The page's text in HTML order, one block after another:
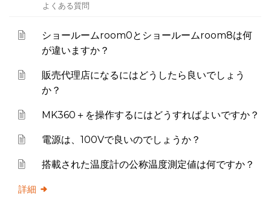
よくある質問
ショールームroom0とショールームroom8は何
が違いますか？
販売代理店になるにはどうしたら良いでしょう
か？
MK360＋を操作するにはどうすればよいですか？
電源は、100Vで良いのでしょうか？
搭載された温度計の公称温度測定値は何ですか？
詳細